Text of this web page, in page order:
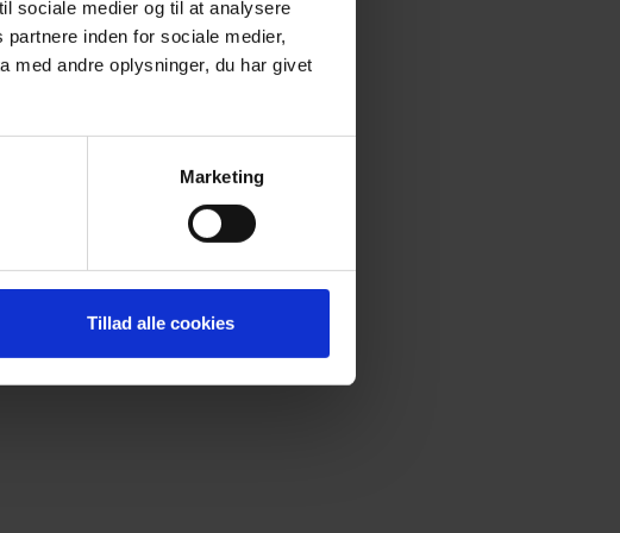
sociale medier og til at analysere
inden for sociale medier,
med andre oplysninger, du har givet
Marketing
Tillad alle cookies